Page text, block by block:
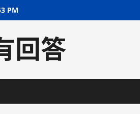
PM
回答